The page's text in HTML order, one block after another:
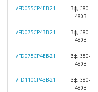
VFD055СP4EB-21
3ф, 380-
480В
VFD075СP43B-21
3ф, 380-
480В
VFD075СP4EB-21
3ф, 380-
480В
VFD110СP43B-21
3ф, 380-
480В